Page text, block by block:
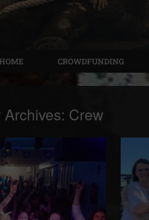
CROWDFUNDING
Crew